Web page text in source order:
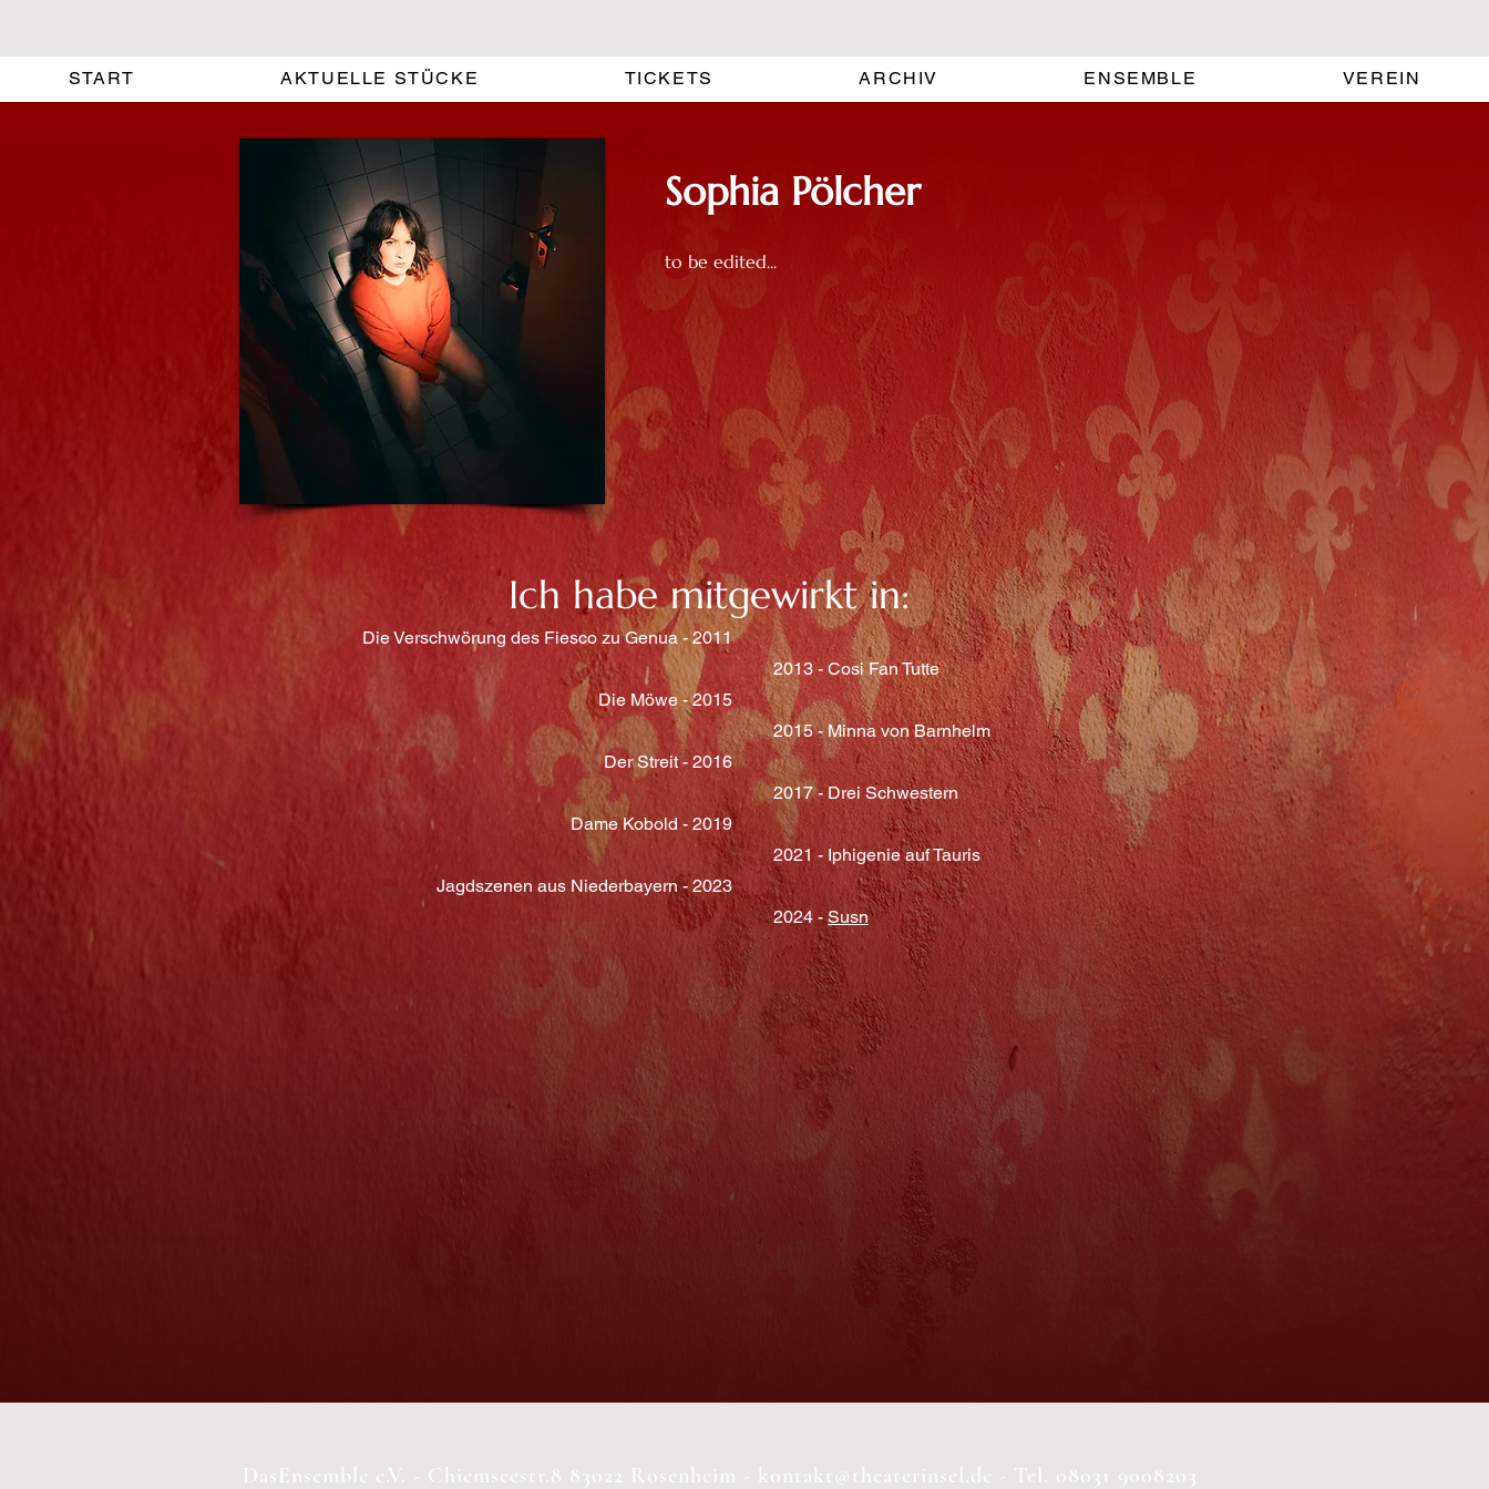
START AKTUELLE STÜCKE TICKETS ARCHIV ENSEMBLE VEREIN
Sophia Pölcher
to be edited...
Ich habe mitgewirkt in:
Die Verschwörung des Fiesco zu Genua - 2011
Die Möwe - 2015
Der Streit - 2016
Dame Kobold - 2019
Jagdszenen aus Niederbayern - 2023
2013 - Cosi Fan Tutte
2015 - Minna von Barnhelm
2017 - Drei Schwestern
2021 - Iphigenie auf Tauris
2024 -Susn
DasEnsemble e.V. - Chiemseestr.8 83022 Rosenheim - kontakt@theaterinsel.de - Tel. 08031 9008203